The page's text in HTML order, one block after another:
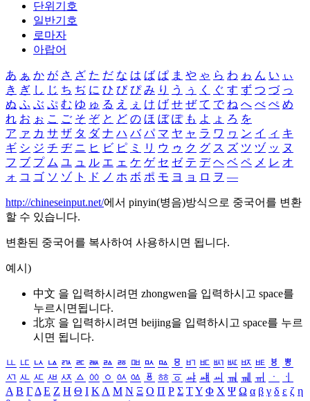
단위기호
일반기호
로마자
아랍어
あ ぁ か が さ ざ た だ な は ば ぱ ま や ゃ ら わ ゎ ん い ぃ
き ぎ し じ ち ぢ に ひ び ぴ み り う ぅ く ぐ す ず つ づ っ
ぬ ふ ぶ ぷ む ゆ ゅ る え ぇ け げ せ ぜ て で ね へ べ ぺ め
れ お ぉ こ ご そ ぞ と ど の ほ ぼ ぽ も よ ょ ろ を
ア ァ カ サ ザ タ ダ ナ ハ バ パ マ ヤ ャ ラ ワ ヮ ン イ ィ キ
ギ シ ジ チ ヂ ニ ヒ ビ ピ ミ リ ウ ゥ ク グ ス ズ ツ ヅ ッ ヌ
フ ブ プ ム ユ ュ ル エ ェ ケ ゲ セ ゼ テ デ ヘ ベ ペ メ レ オ
ォ コ ゴ ソ ゾ ト ド ノ ホ ボ ポ モ ヨ ョ ロ ヲ ―
http://chineseinput.net/에서 pinyin(병음)방식으로 중국어를 변환
할 수 있습니다.
변환된 중국어를 복사하여 사용하시면 됩니다.
예시)
中文 을 입력하시려면 zhongwen을 입력하시고 space를
누르시면됩니다.
北京 을 입력하시려면 beijing을 입력하시고 space를 누르
시면 됩니다.
ㅥ ㅦ ㅧ ㅨ ㅩ ㅪ ㅫ ㅬ ㅭ ㅮ ㅯ ㅰ ㅱ ㅲ ㅳ ㅴ ㅵ ㅶ ㅷ ㅸ
ㅹ
ㅺ ㅻ ㅼ ㅽ ㅾ ㅿ ㆀ ㆁ ㆂ ㆃ ㆄ ㆅ ㆆ ㆇ ㆈ ㆉ ㆊ ㆋ ㆌ ㆍ
ㆎ
Α Β ΓΔ Ε Ζ Η Θ Ι ΚΛ Μ Ν Ξ Ο Π Ρ Σ ΤΥ Φ Χ Ψ Ω α β γ δ ε ζ η